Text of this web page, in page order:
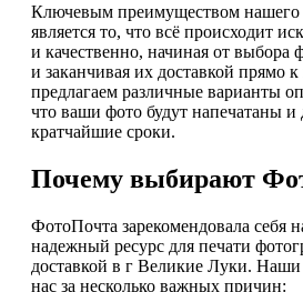
Ключевым преимуществом нашего
является то, что всё происходит
и качественно, начиная от выбора
и заканчивая их доставкой
предлагаем различные варианты
что ваши фото будут напечатаны и
кратчайшие сроки.
Почему выбирают
ФотоПочта зарекомендовала себя
надежный ресурс для печати
доставкой в г Великие Луки.
нас за несколько важных причин: